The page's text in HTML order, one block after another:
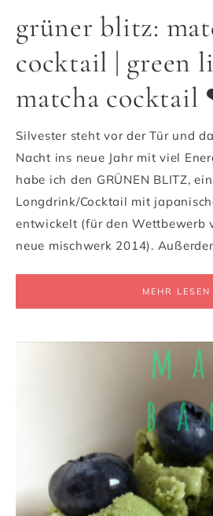
grüner blitz:
cocktail | green
matcha cocktail
Silvester steht vor der Tür und
Nacht ins neue Jahr mit viel
habe ich den GRÜNEN BLITZ,
Longdrink/Cocktail mit
entwickelt (für den Wettbewerb
neue mischwerk 2014).
MEHR LESEN